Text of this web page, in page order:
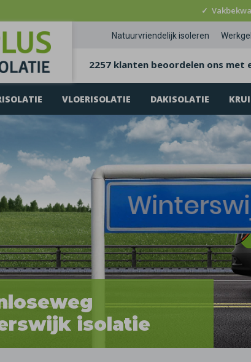
✓
Natuurvriendelijk isoleren
2257 klanten beoordelen ons met
VLOERISOLATIE DAKISOLATIE
isolatie